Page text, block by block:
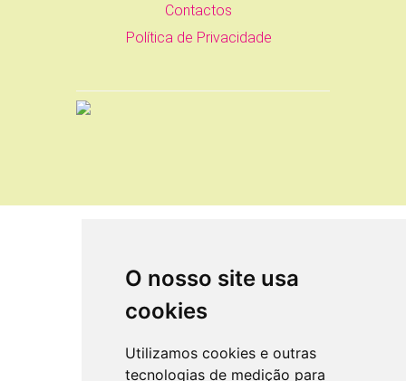
O nosso site usa
cookies
Utilizamos cookies e outras
tecnologias de medição para
Contactos
Política de Privacidade